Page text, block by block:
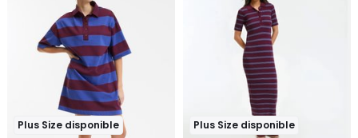
Plus Size disponible Plus Size disponible